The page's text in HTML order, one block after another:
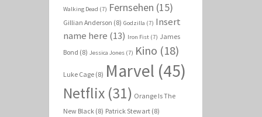
Walking Dead (7) Fernsehen (15)
Gillian Anderson (8) Godzilla (7) Insert
name here (13) Iron Fist(7) James
Bond (8) Jessica Jones(7) Kino (18)
Luke Cage(8) Marvel (45)
Netflix(31) Orange Is The
New Black(8) Patrick Stewart(8)